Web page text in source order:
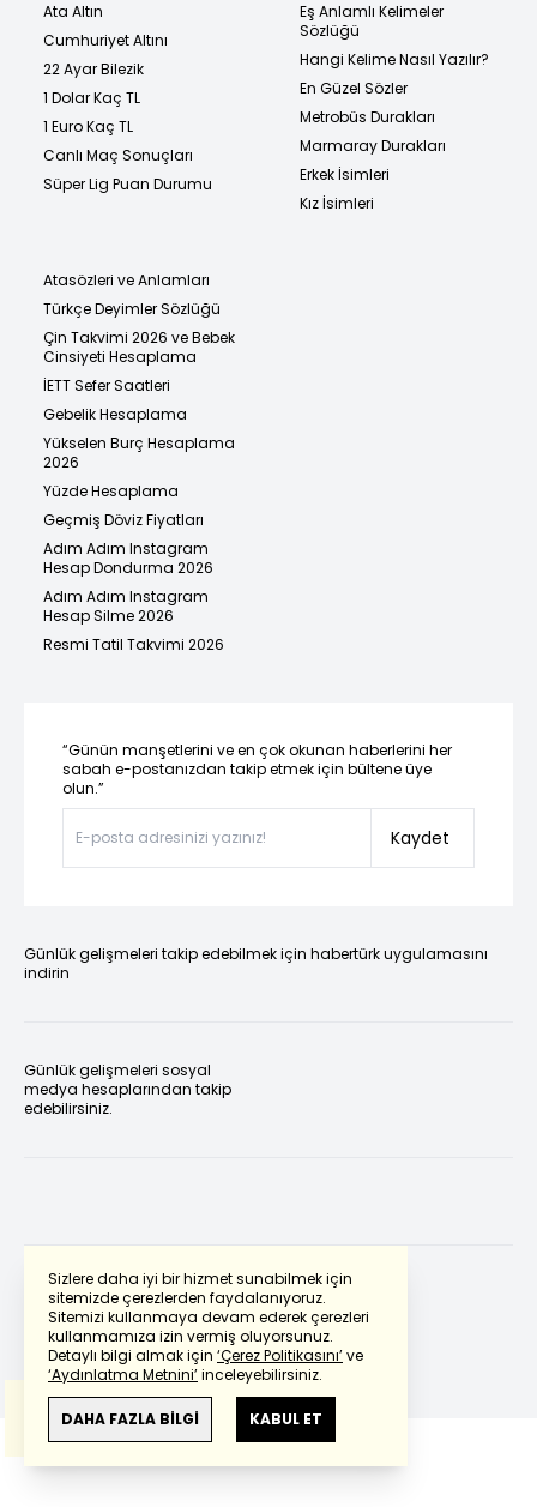
Sizlere daha iyi bir hizmet sunabilmek için
sitemizde çerezlerden faydalanıyoruz.
Sitemizi kullanmaya devam ederek çerezleri
kullanmamıza izin vermiş oluyorsunuz.
Detaylı bilgi almak için ‘Çerez Politikasını’ve
‘Aydınlatma Metnini’inceleyebilirsiniz.
DAHA FAZLA BİLGİ KABUL ET
Ata Altın
Cumhuriyet Altını
22 Ayar Bilezik
1 Dolar Kaç TL
1 Euro Kaç TL
Canlı Maç Sonuçları
Süper Lig Puan Durumu
Eş Anlamlı Kelimeler
Sözlüğü
Hangi Kelime Nasıl Yazılır?
En Güzel Sözler
Metrobüs Durakları
Marmaray Durakları
Erkek İsimleri
Kız İsimleri
Atasözleri ve Anlamları
Türkçe Deyimler Sözlüğü
Çin Takvimi 2026 ve Bebek
Cinsiyeti Hesaplama
İETT Sefer Saatleri
Gebelik Hesaplama
Yükselen Burç Hesaplama
2026
Yüzde Hesaplama
Geçmiş Döviz Fiyatları
Adım Adım Instagram
Hesap Dondurma 2026
Adım Adım Instagram
Hesap Silme 2026
Resmi Tatil Takvimi 2026
“Günün manşetlerini ve en çok okunan haberlerini her
sabah e-postanızdan takip etmek için bültene üye
olun.”
Kaydet
Günlük gelişmeleri takip edebilmek için habertürk uygulamasını
indirin
Günlük gelişmeleri sosyal
medya hesaplarından takip
edebilirsiniz.
Powered by Translate
Bu çevirideGoogle Transletekullanılmıştır.
Anlam ve çeviri hatalarından
haberturk.com
sorumlu değildir.